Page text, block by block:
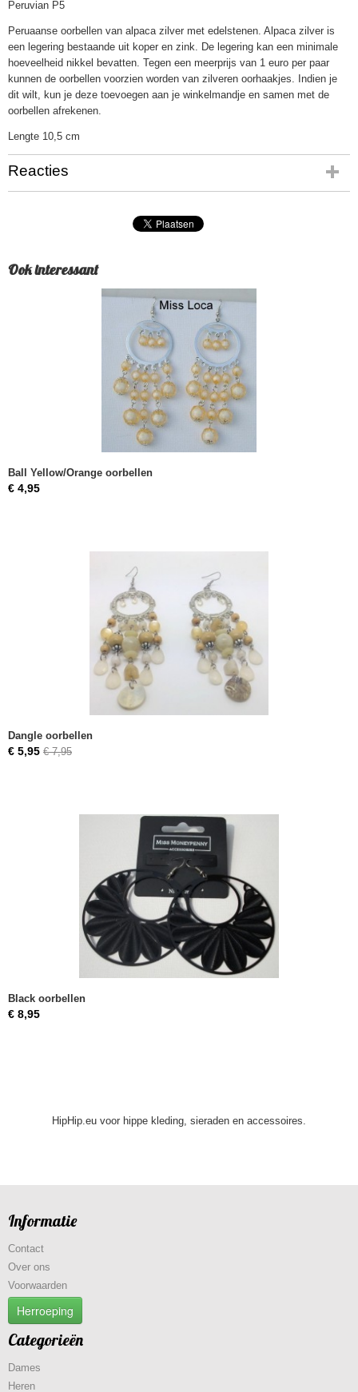
Peruvian P5
Peruaanse oorbellen van alpaca zilver met edelstenen. Alpaca zilver is
een legering bestaande uit koper en zink. De legering kan een minimale
hoeveelheid nikkel bevatten. Tegen een meerprijs van 1 euro per paar
kunnen de oorbellen voorzien worden van zilveren oorhaakjes. Indien je
dit wilt, kun je deze toevoegen aan je winkelmandje en samen met de
oorbellen afrekenen.
Lengte 10,5 cm
Reacties
Ook interessant
Ball Yellow/Orange oorbellen
€ 4,95
Dangle oorbellen
€ 5,95 € 7,95
Black oorbellen
€ 8,95
HipHip.eu voor hippe kleding, sieraden en accessoires.
Informatie
Contact
Over ons
Voorwaarden
Herroeping
Categorieën
Dames
Heren